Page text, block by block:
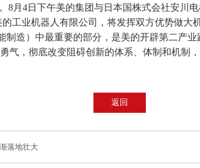
月4日下午美的集团与日本国株式会社安川
工业机器人有限公司，将发挥双方优势做
造）中最重要的部分，是美的开辟第二产业
，彻底改变阻碍创新的体系、体制和机制
返回
落地壮大